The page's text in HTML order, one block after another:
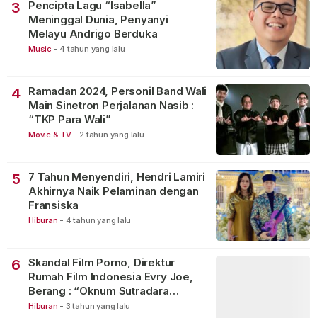
3
Pencipta Lagu “Isabella”
Meninggal Dunia, Penyanyi
Melayu Andrigo Berduka
Music - 4 tahun yang lalu
4
Ramadan 2024, Personil Band Wali
Main Sinetron Perjalanan Nasib :
“TKP Para Wali”
Movie & TV - 2 tahun yang lalu
5
7 Tahun Menyendiri, Hendri Lamiri
Akhirnya Naik Pelaminan dengan
Fransiska
Hiburan - 4 tahun yang lalu
6
Skandal Film Porno, Direktur
Rumah Film Indonesia Evry Joe,
Berang : “Oknum Sutradara
Merusak Perfilman Indonesia”!
Hiburan - 3 tahun yang lalu